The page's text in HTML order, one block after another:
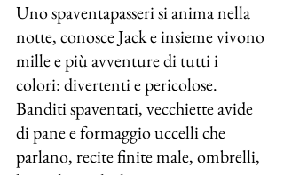
Uno spaventapasseri si anima nella
notte, conosce Jack e insieme vivono
mille e più avventure di tutti i
colori: divertenti e pericolose.
Banditi spaventati, vecchiette avide
di pane e formaggio uccelli che
parlano, recite finite male, ombrelli,